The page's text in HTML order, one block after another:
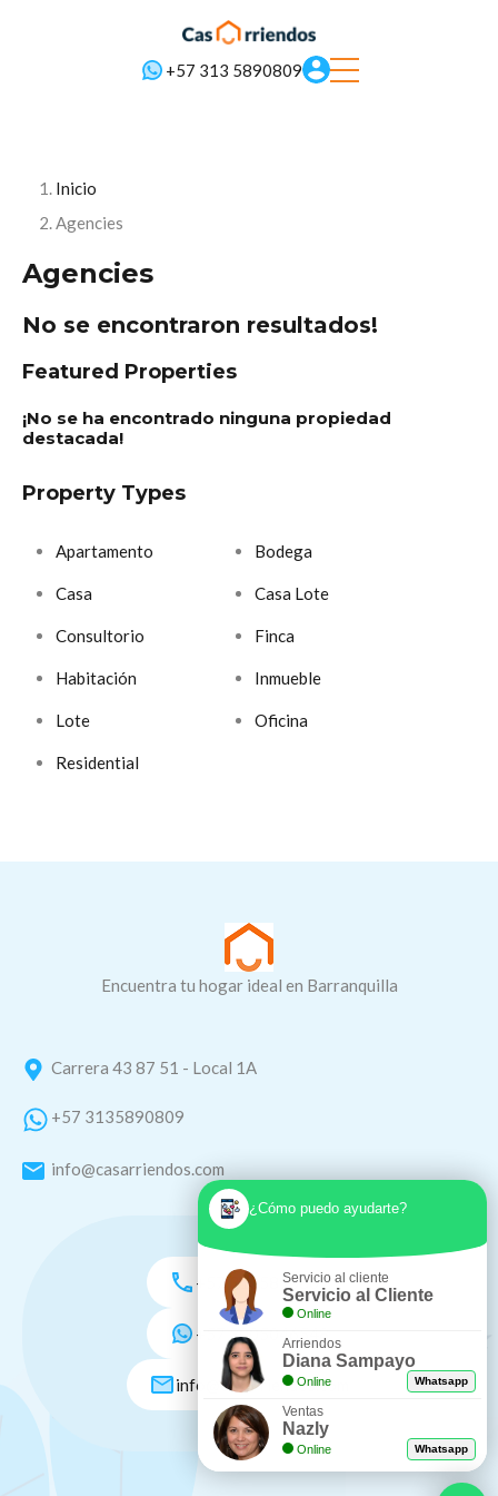
+57 313 5890809
Inicio
Agencies
Agencies
No se encontraron resultados!
Featured Properties
¡No se ha encontrado ninguna propiedad
destacada!
Property Types
Apartamento Bodega
Casa Casa Lote
Consultorio Finca
Habitación Inmueble
Lote Oficina
Residential
Encuentra tu hogar ideal en Barranquilla
Carrera 43 87 51 - Local 1A
+57 3135890809
info@casarriendos.com
+57 3135890809
+57 3005046548
info@casarriendos.com
¿Cómo puedo ayudarte?
Servicio al cliente
Servicio al Cliente
Online
Arriendos
Diana Sampayo
Online Whatsapp
Ventas
Nazly
Online Whatsapp